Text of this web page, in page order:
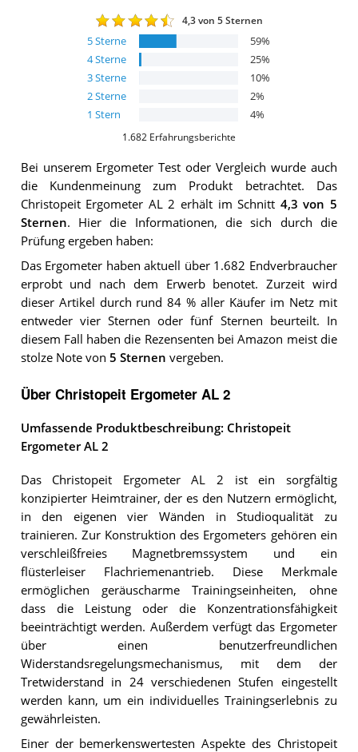
4,3von 5 Sternen
5Sterne 59%
4Sterne 25%
3Sterne 10%
2Sterne 2%
1 Stern 4%
1.682 Erfahrungsberichte
Bei unserem Ergometer Test oder Vergleich wurde auch
die Kundenmeinung zum Produkt betrachtet.
Das
Christopeit Ergometer AL 2 erhält im Schnitt 4,3 von 5
Sternen. Hier die Informationen, die sich durch die
Prüfung ergeben haben:
Das Ergometer haben aktuell über 1.682 Endverbraucher
erprobt und nach dem Erwerb benotet. Zurzeit wird
dieser Artikel durch rund 84 % aller Käufer im Netz mit
entweder vier Sternen oder fünf Sternen beurteilt. In
diesem Fall haben die Rezensenten bei Amazon meist die
stolze Note von 5 Sternen vergeben.
Über Christopeit Ergometer AL 2
Umfassende Produktbeschreibung: Christopeit
Ergometer AL 2
Das Christopeit Ergometer AL 2 ist ein sorgfältig
konzipierter Heimtrainer, der es den Nutzern ermöglicht,
in den eigenen vier Wänden in Studioqualität zu
trainieren. Zur Konstruktion des Ergometers gehören ein
verschleißfreies Magnetbremssystem und ein
flüsterleiser Flachriemenantrieb. Diese Merkmale
ermöglichen geräuscharme Trainingseinheiten, ohne
dass die Leistung oder die Konzentrationsfähigkeit
beeinträchtigt werden. Außerdem verfügt das Ergometer
über einen benutzerfreundlichen
Widerstandsregelungsmechanismus, mit dem der
Tretwiderstand in 24 verschiedenen Stufen eingestellt
werden kann, um ein individuelles Trainingserlebnis zu
gewährleisten.
Einer der bemerkenswertesten Aspekte des Christopeit